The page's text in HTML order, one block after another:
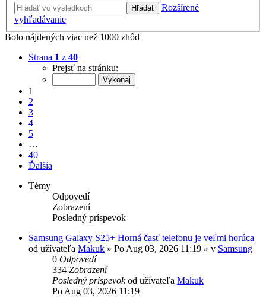
Hľadať
Rozšírené
vyhľadávanie
Bolo nájdených viac než 1000 zhôd
Strana 1 z 40
Prejsť na stránku:
1
2
3
4
5
…
40
Ďalšia
Témy
Odpovedí
Zobrazení
Posledný príspevok
Samsung Galaxy S25+ Horná časť telefonu je veľmi horúca
od užívateľa Makuk » Po Aug 03, 2026 11:19 » v Samsung
0 Odpovedí
334 Zobrazení
Posledný príspevokod užívateľa Makuk
Po Aug 03, 2026 11:19